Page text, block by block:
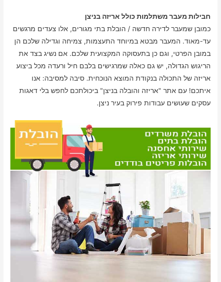
חבילות מעבר משתלמות כולל אריזה בניצן
כמובן שמעבר לדירה חדשה / הובלת בתי מגורים, אלו צעדים מרגשים
עד-מאוד. המעבר מבטא במיוחד התעצמות, צמיחה וגדילה שלכם הן
במובן הפרטי, וגם כן בתעסוקה המקצועית שלכם. אם נשיג בצד את
הריגוש הגדולה, יש גם כאלה שמרגישים בלבם חיל ורעדה מכל ביצוע
אריזה של התכולה בנקודת המוצא הנוכחית. סיבה למסיבה: אנו
איתכם! עם אתר "אריזה והובלה בניצן" ביכולתכם לחפש בלי דאגות
עסקים שעושים עבודות פירוק בעיר ניצן.